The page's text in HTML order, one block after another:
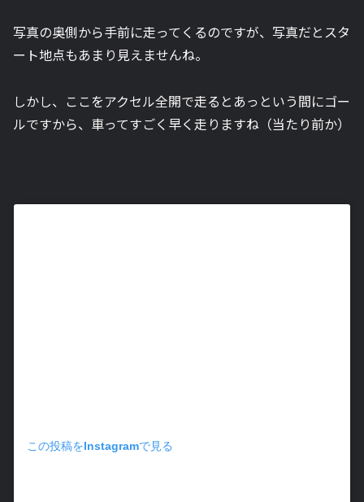
写真の奥側から手前に走ってくるのですが、写真だとスタ
ート地点もあまり見えませんね。
しかし、ここをアクセル全開で走るとあっという間にゴー
ルですから、車ってすごく早く走りますね（当たり前か）
この投稿をInstagramで見る